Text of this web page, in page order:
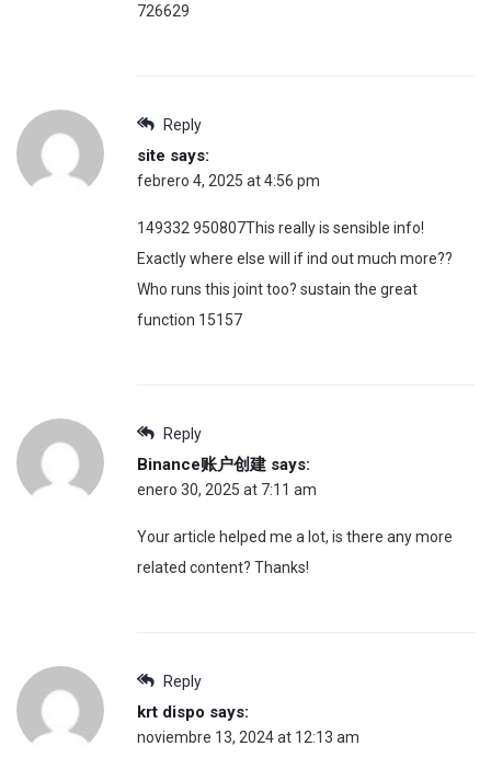
726629
Reply
site says:
febrero 4, 2025 at 4:56 pm
149332 950807This really is sensible info!
Exactly where else will if ind out much more??
Who runs this joint too? sustain the great
function 15157
Reply
Binance账户创建 says:
enero 30, 2025 at 7:11 am
Your article helped me a lot, is there any more
related content? Thanks!
Reply
krt dispo says:
noviembre 13, 2024 at 12:13 am